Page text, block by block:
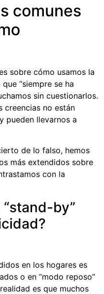
comunes
sobre cómo usamos la
“siempre se ha
sin cuestionarlos.
creencias no están
pueden llevarnos a
de lo falso, hemos
más extendidos sobre
con la
by”
en los hogares es
o en “modo reposo”
es que muchos